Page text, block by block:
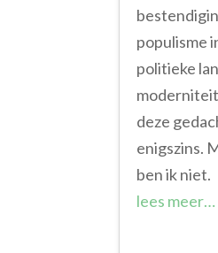
populisme
politieke
deze
enigszins.
ben ik niet.
lees meer…